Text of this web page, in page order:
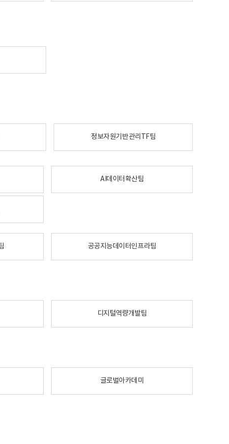
정보자원기반관리TF팀
AI데이터확산팀
공공지능데이터인프라팀
디지털역량개발팀
글로벌아카데미